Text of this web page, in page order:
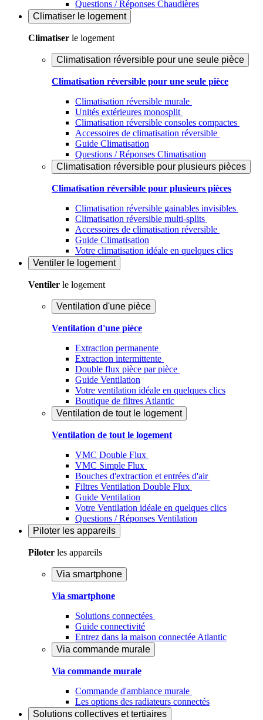
Questions / Réponses Chaudières
Climatiser le logement
Climatiser le logement
Climatisation réversible pour une seule pièce
Climatisation réversible pour une seule pièce
Climatisation réversible murale
Unités extérieures monosplit
Climatisation réversible consoles compactes
Accessoires de climatisation réversible
Guide Climatisation
Questions / Réponses Climatisation
Climatisation réversible pour plusieurs pièces
Climatisation réversible pour plusieurs pièces
Climatisation réversible gainables invisibles
Climatisation réversible multi-splits
Accessoires de climatisation réversible
Guide Climatisation
Votre climatisation idéale en quelques clics
Ventiler le logement
Ventiler le logement
Ventilation d'une pièce
Ventilation d'une pièce
Extraction permanente
Extraction intermittente
Double flux pièce par pièce
Guide Ventilation
Votre ventilation idéale en quelques clics
Boutique de filtres Atlantic
Ventilation de tout le logement
Ventilation de tout le logement
VMC Double Flux
VMC Simple Flux
Bouches d'extraction et entrées d'air
Filtres Ventilation Double Flux
Guide Ventilation
Votre Ventilation idéale en quelques clics
Questions / Réponses Ventilation
Piloter les appareils
Piloter les appareils
Via smartphone
Via smartphone
Solutions connectées
Guide connectivité
Entrez dans la maison connectée Atlantic
Via commande murale
Via commande murale
Commande d'ambiance murale
Les options des radiateurs connectés
Solutions collectives et tertiaires